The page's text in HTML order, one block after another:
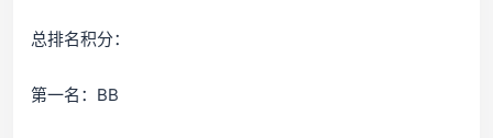
总排名积分：
第一名：BB